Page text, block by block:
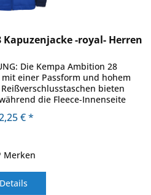
-royal- Herren
Die Kempa Ambition 28
einer Passform und hohem
bieten
die Fleece-Innenseite
€ *
Merken
Details